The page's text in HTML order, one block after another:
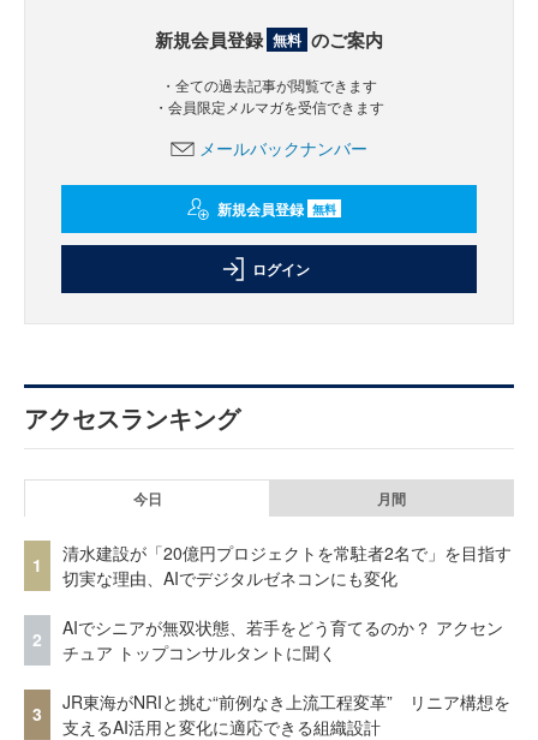
新規会員登録 無料 のご案内
・全ての過去記事が閲覧できます
・会員限定メルマガを受信できます
メールバックナンバー
新規会員登録 無料
ログイン
アクセスランキング
今日 月間
1
清水建設が「20億円プロジェクトを常駐者2名で」を目指す
切実な理由、AIでデジタルゼネコンにも変化
2
AIでシニアが無双状態、若手をどう育てるのか？ アクセン
チュア トップコンサルタントに聞く
3
JR東海がNRIと挑む“前例なき上流工程変革” リニア構想を
支えるAI活用と変化に適応できる組織設計